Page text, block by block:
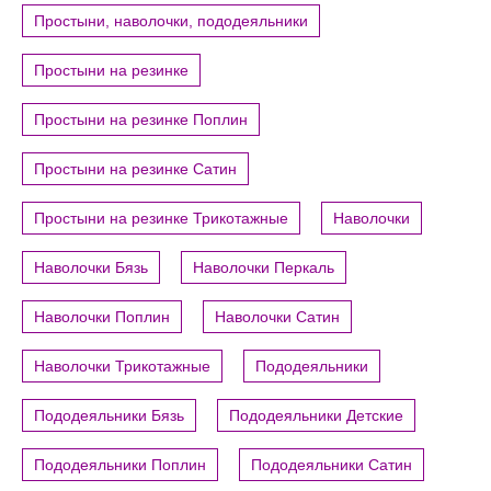
Простыни, наволочки, пододеяльники
Простыни на резинке
Простыни на резинке Поплин
Простыни на резинке Сатин
Простыни на резинке Трикотажные Наволочки
Наволочки Бязь Наволочки Перкаль
Наволочки Поплин Наволочки Сатин
Наволочки Трикотажные Пододеяльники
Пододеяльники Бязь Пододеяльники Детские
Пододеяльники Поплин Пододеяльники Сатин